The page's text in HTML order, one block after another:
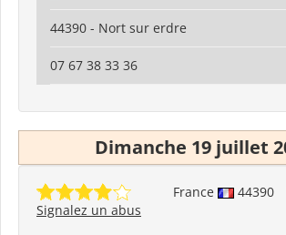
44390 - Nort sur erdre
07 67 38 33 36
Dimanche 19 juillet
France 44390
Signalez un abus